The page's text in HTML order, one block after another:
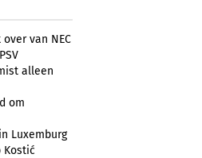
van NEC
alleen
om
Luxemburg
Kostić